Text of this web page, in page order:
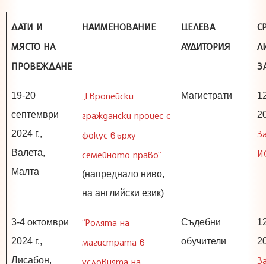
ДАТИ И
МЯСТО НА
ПРОВЕЖДАНЕ
НАИМЕНОВАНИЕ
ЦЕЛЕВА
АУДИТОРИЯ
19-20
септември
2024 г.,
Валета,
Малта
„Европейски
граждански процес с
фокус върху
семейното право“
(напреднало ниво,
на английски език)
Магистрати
3-4 октомври
2024 г.,
Лисабон,
“Ролята на
магистрата в
условията на
Съдебни
обучители